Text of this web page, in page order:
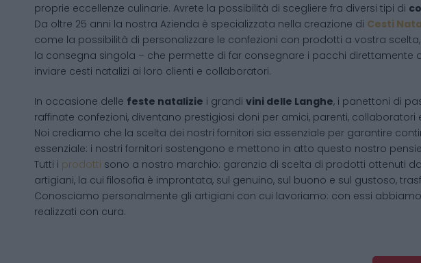
proprie eccellenze culinarie. Avrete la possibilità di scegliere fra diversi tipi di
Da oltre 25 anni la nostra Azienda è specializzata nella creazione di Cesti
come la possibilità di personalizzare le confezioni con prodotti a vostra
la consegna singola – che permette di far consegnare i pacchi
inviare cesti natalizi ai loro clienti e collaboratori.
In occasione delle feste natalizie i grandi vini delle Langhe, i panettoni di
raffinate confezioni, diventano prestigiosi doni per amici, parenti, collaboratori
Noi crediamo che la scelta dei nostri fornitori sia essenziale per garantire
essenziale: i nostri fornitori sostengono e mettono in atto questo nostro
Tutti i prodotti sono a nostro marchio: garanzia di scelta di prodotti ottenuti da
artigiani, la cui filosofia è improntata, sul genuino, sul buono e sul gustoso,
Conosciamo personalmente gli artigiani con cui lavoriamo: con essi
realizzati con cura.